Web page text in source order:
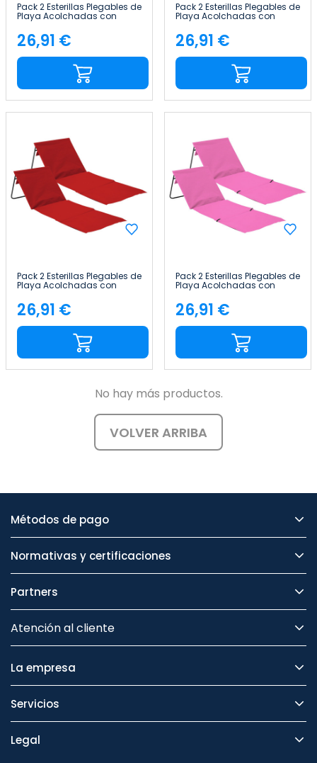
Pack 2 Esterillas Plegables de
Playa Acolchadas con
Respaldo 149.5x50.5x42cm
Thinia Home
Precio
26,91 €
Pack 2 Esterillas Plegables de
Playa Acolchadas con
Respaldo 149.5x50.5x42cm
Thinia Home
Precio
26,91 €
Pack 2 Esterillas Plegables de
Playa Acolchadas con
Respaldo 149.5x50.5x42cm
Thinia Home
Precio
26,91 €
Pack 2 Esterillas Plegables de
Playa Acolchadas con
Respaldo 149.5x50.5x42cm
Thinia Home
Precio
26,91 €
No hay más productos.
VOLVER ARRIBA
Métodos de pago
Normativas y certificaciones
Partners
Atención al cliente
La empresa
Servicios
Legal